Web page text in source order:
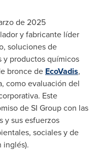
de 2025
y fabricante líder
soluciones de
y productos químicos
bronce de EcoVadis,
como evaluación del
Este
de SI Group con las
y sus esfuerzos
sociales y de
inglés).